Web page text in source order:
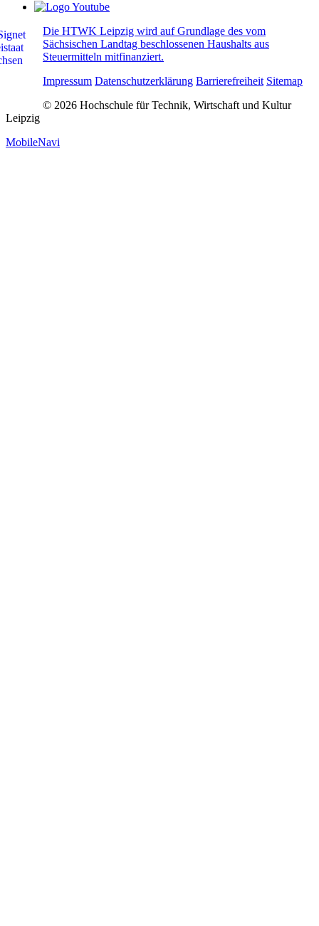
Die HTWK Leipzig wird auf Grundlage des vom
Sächsischen Landtag beschlossenen Haushalts aus
Steuermitteln mitfinanziert.
Impressum Datenschutzerklärung Barrierefreiheit Sitemap
© 2026 Hochschule für Technik, Wirtschaft und Kultur
Leipzig
MobileNavi